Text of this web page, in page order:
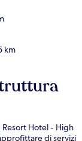
km
Resort Hotel - High
di servizi